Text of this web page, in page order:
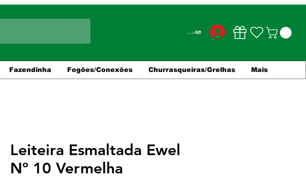
Conecte-se
Fazendinha Fogões/Conexões Churrasqueiras/Grelhas Mais
Leiteira Esmaltada Ewel
Nº 10 Vermelha